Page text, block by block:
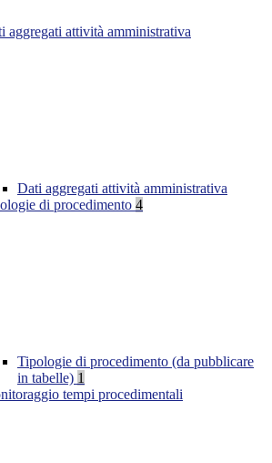
aggregati attività amministrativa
Dati aggregati attività amministrativa
di procedimento 4
Tipologie di procedimento (da pubblicare
in tabelle) 1
tempi procedimentali